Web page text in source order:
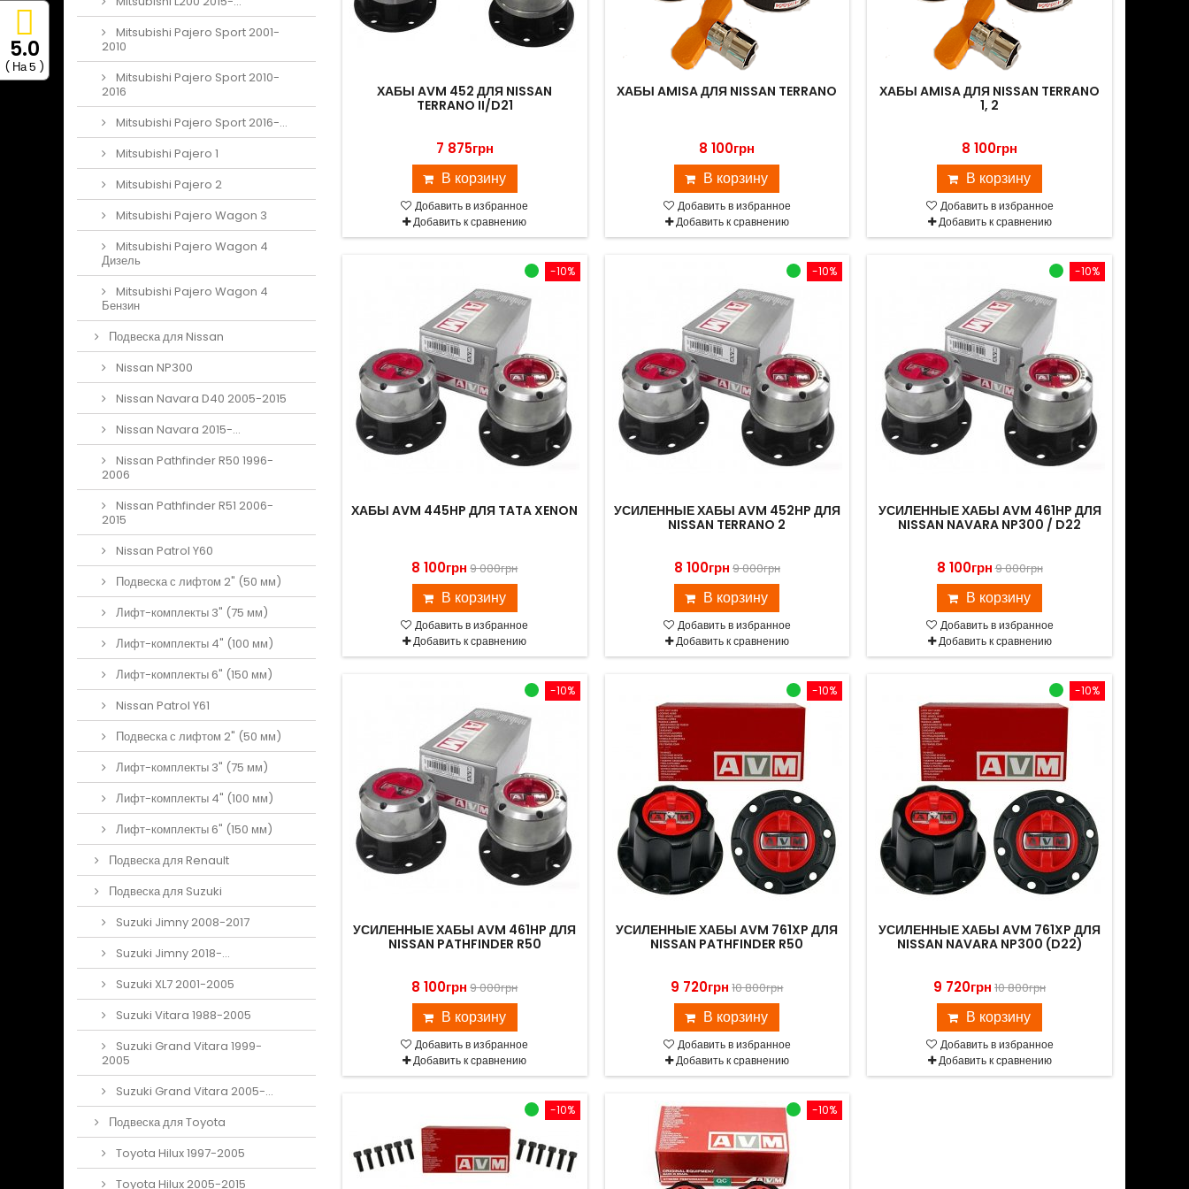
Mitsubishi Pajero Sport 2001-
2010
Mitsubishi Pajero Sport 2010-
2016
Mitsubishi Pajero Sport 2016-...
Mitsubishi Pajero 1
Mitsubishi Pajero 2
Mitsubishi Pajero Wagon 3
Mitsubishi Pajero Wagon 4
Дизель
Mitsubishi Pajero Wagon 4
Бензин
Подвеска для Nissan
Nissan NP300
Nissan Navara D40 2005-2015
Nissan Navara 2015-...
Nissan Pathfinder R50 1996-
2006
Nissan Pathfinder R51 2006-
2015
Nissan Patrol Y60
Подвеска с лифтом 2" (50 мм)
Лифт-комплекты 3" (75 мм)
Лифт-комплекты 4" (100 мм)
Лифт-комплекты 6" (150 мм)
Nissan Patrol Y61
Подвеска с лифтом 2" (50 мм)
Лифт-комплекты 3" (75 мм)
Лифт-комплекты 4" (100 мм)
Лифт-комплекты 6" (150 мм)
Подвеска для Renault
Подвеска для Suzuki
Suzuki Jimny 2008-2017
Suzuki Jimny 2018-...
Suzuki XL7 2001-2005
Suzuki Vitara 1988-2005
Suzuki Grand Vitara 1999-
2005
Suzuki Grand Vitara 2005-...
Подвеска для Toyota
Toyota Hilux 1997-2005
Toyota Hilux 2005-2015
ХАБЫ AVM 452 ДЛЯ NISSAN
TERRANO II/D21
7 875грн
В корзину
Добавить в избранное
Добавить к сравнению
ХАБЫ AMISA ДЛЯ NISSAN TERRANO
8 100грн
В корзину
Добавить в избранное
Добавить к сравнению
ХАБЫ AMISA ДЛЯ NISSAN TERRANO
1, 2
8 100грн
В корзину
Добавить в избранное
Добавить к сравнению
ХАБЫ AVM 445HP ДЛЯ TATA XENON
8 100грн 9 000грн
-10%
В корзину
Добавить в избранное
Добавить к сравнению
УСИЛЕННЫЕ ХАБЫ AVM 452HP ДЛЯ
NISSAN TERRANO 2
8 100грн 9 000грн
-10%
В корзину
Добавить в избранное
Добавить к сравнению
УСИЛЕННЫЕ ХАБЫ AVM 461HP ДЛЯ
NISSAN NAVARA NP300 / D22
8 100грн9 000грн
-10%
В корзину
Добавить в избранное
Добавить к сравнению
УСИЛЕННЫЕ ХАБЫ AVM 461HP ДЛЯ
NISSAN PATHFINDER R50
8 100грн 9 000грн
-10%
В корзину
Добавить в избранное
Добавить к сравнению
УСИЛЕННЫЕ ХАБЫ AVM 761XP ДЛЯ
NISSAN PATHFINDER R50
9 720грн 10 800грн
-10%
В корзину
Добавить в избранное
Добавить к сравнению
УСИЛЕННЫЕ ХАБЫ AVM 761XP ДЛЯ
NISSAN NAVARA NP300 (D22)
9 720грн 10 800грн
-10%
В корзину
Добавить в избранное
Добавить к сравнению
-10% -10%
5.0
( На 5 )